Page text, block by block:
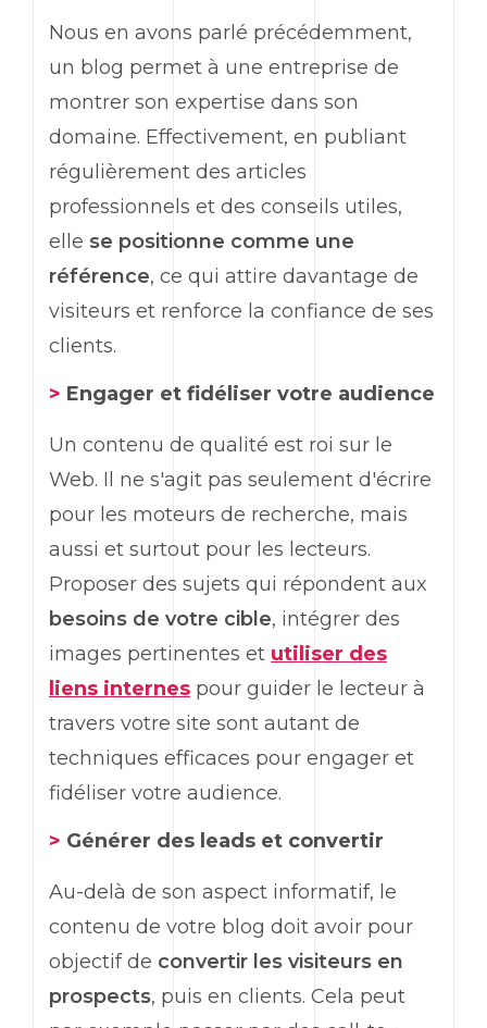
Nous en avons parlé précédemment,
un blog permet à une entreprise de
montrer son expertise dans son
domaine. Effectivement, en publiant
régulièrement des articles
professionnels et des conseils utiles,
elle se positionne comme une
référence, ce qui attire davantage de
visiteurs et renforce la confiance de ses
clients.
> Engager et fidéliser votre audience
Un contenu de qualité est roi sur le
Web. Il ne s'agit pas seulement d'écrire
pour les moteurs de recherche, mais
aussi et surtout pour les lecteurs.
Proposer des sujets qui répondent aux
besoins de votre cible, intégrer des
images pertinentes et utiliser des
liens internes pour guider le lecteur à
travers votre site sont autant de
techniques efficaces pour engager et
fidéliser votre audience.
> Générer des leads et convertir
Au-delà de son aspect informatif, le
contenu de votre blog doit avoir pour
objectif de convertir les visiteurs en
prospects, puis en clients. Cela peut